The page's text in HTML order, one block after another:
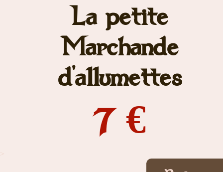
La petite
Marchande
d'allumettes
7 €
>